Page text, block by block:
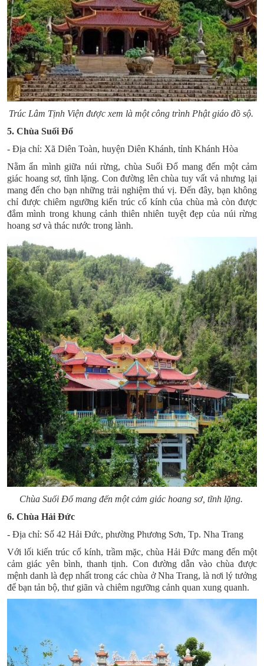
Trúc Lâm Tịnh Viện được xem là một công trình Phật giáo đồ sộ.
5. Chùa Suối Đổ
- Địa chỉ: Xã Diên Toàn, huyện Diên Khánh, tỉnh Khánh Hòa
Nằm ẩn mình giữa núi rừng, chùa Suối Đổ mang đến một cảm
giác hoang sơ, tĩnh lặng. Con đường lên chùa tuy vất vả nhưng lại
mang đến cho bạn những trải nghiệm thú vị. Đến đây, bạn không
chỉ được chiêm ngưỡng kiến trúc cổ kính của chùa mà còn được
đắm mình trong khung cảnh thiên nhiên tuyệt đẹp của núi rừng
hoang sơ và thác nước trong lành.
Chùa Suối Đổ mang đến một cảm giác hoang sơ, tĩnh lặng.
6. Chùa Hải Đức
- Địa chỉ: Số 42 Hải Đức, phường Phương Sơn, Tp. Nha Trang
Với lối kiến trúc cổ kính, trầm mặc, chùa Hải Đức mang đến một
cảm giác yên bình, thanh tịnh. Con đường dẫn vào chùa được
mệnh danh là đẹp nhất trong các chùa ở Nha Trang, là nơi lý tưởng
để bạn tản bộ, thư giãn và chiêm ngưỡng cảnh quan xung quanh.